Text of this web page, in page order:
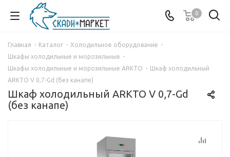
0
Главная - Каталог - Холодильное оборудование -
Шкафы холодильные и морозильные -
Шкафы холодильные и морозильные ARKTO - Шкаф холодильный
ARKTO V 0,7-Gd (без канапе)
Шкаф холодильный ARKTO V 0,7-Gd
(без канапе)